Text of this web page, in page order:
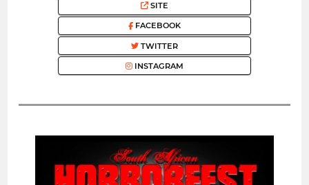
SITE
FACEBOOK
TWITTER
INSTAGRAM